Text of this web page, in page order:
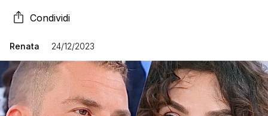
Condividi
Renata 24/12/2023